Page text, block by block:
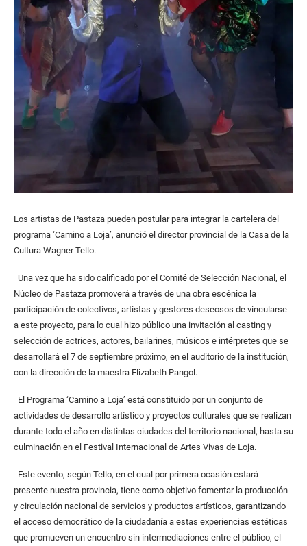
Los artistas de Pastaza pueden postular para integrar la cartelera del
programa ‘Camino a Loja’, anunció el director provincial de la Casa de la
Cultura Wagner Tello.
Una vez que ha sido calificado por el Comité de Selección Nacional, el
Núcleo de Pastaza promoverá a través de una obra escénica la
participación de colectivos, artistas y gestores deseosos de vincularse
a este proyecto, para lo cual hizo público una invitación al casting y
selección de actrices, actores, bailarines, músicos e intérpretes que se
desarrollará el 7 de septiembre próximo, en el auditorio de la institución,
con la dirección de la maestra Elizabeth Pangol.
El Programa ‘Camino a Loja’ está constituido por un conjunto de
actividades de desarrollo artístico y proyectos culturales que se realizan
durante todo el año en distintas ciudades del territorio nacional, hasta su
culminación en el Festival Internacional de Artes Vivas de Loja.
Este evento, según Tello, en el cual por primera ocasión estará
presente nuestra provincia, tiene como objetivo fomentar la producción
y circulación nacional de servicios y productos artísticos, garantizando
el acceso democrático de la ciudadanía a estas experiencias estéticas
que promueven un encuentro sin intermediaciones entre el público, el